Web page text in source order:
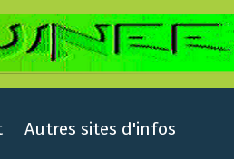
Autres sites d'infos